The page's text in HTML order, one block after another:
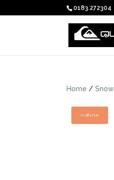
0183.272304
Home /Snow
In offerta!